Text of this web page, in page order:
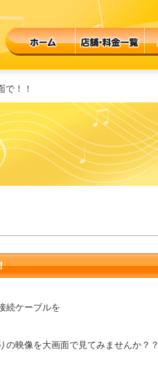
で！！
続ケーブルを
の映像を大画面で見てみませんか？？